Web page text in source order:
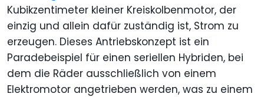
Kubikzentimeter kleiner Kreiskolbenmotor, der
einzig und allein dafür zuständig ist, Strom zu
erzeugen. Dieses Antriebskonzept ist ein
Paradebeispiel für einen seriellen Hybriden, bei
dem die Räder ausschließlich von einem
Elektromotor angetrieben werden, was zu einem